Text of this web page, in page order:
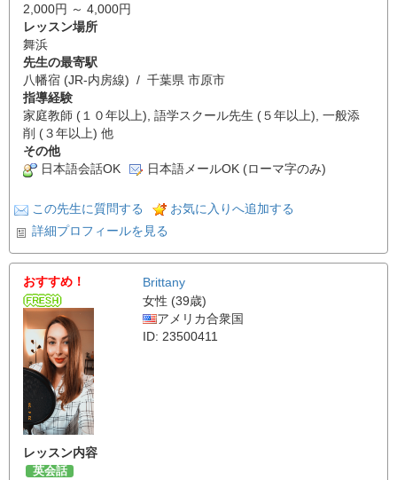
2,000円 ～ 4,000円
レッスン場所
舞浜
先生の最寄駅
八幡宿 (JR-内房線) / 千葉県 市原市
指導経験
家庭教師 (１０年以上), 語学スクール先生 (５年以上), 一般添
削 (３年以上) 他
その他
日本語会話OK
日本語メールOK (ローマ字のみ)
この先生に質問する
お気に入りへ追加する
詳細プロフィールを見る
おすすめ！
Brittany
女性 (39歳)
アメリカ合衆国
ID: 23500411
レッスン内容
英会話